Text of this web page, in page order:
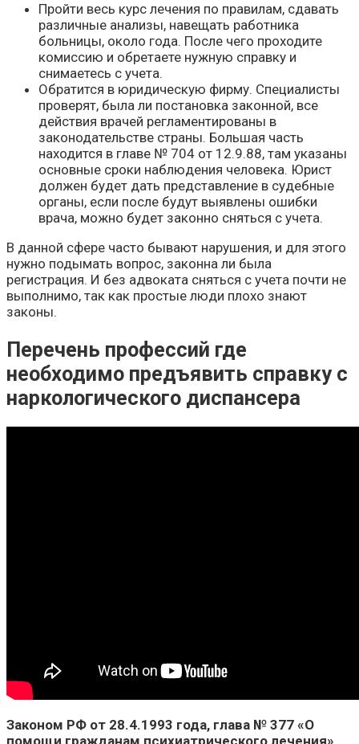
Пройти весь курс лечения по правилам, сдавать
различные анализы, навещать работника
больницы, около года. После чего проходите
комиссию и обретаете нужную справку и
снимаетесь с учета.
Обратится в юридическую фирму. Специалисты
проверят, была ли постановка законной, все
действия врачей регламентированы в
законодательстве страны. Большая часть
находится в главе № 704 от 12.9.88, там указаны
основные сроки наблюдения человека. Юрист
должен будет дать представление в судебные
органы, если после будут выявлены ошибки
врача, можно будет законно сняться с учета.
В данной сфере часто бывают нарушения, и для этого
нужно подымать вопрос, законна ли была
регистрация. И без адвоката сняться с учета почти не
выполнимо, так как простые люди плохо знают
законы.
Перечень профессий где
необходимо предъявить справку с
наркологического диспансера
Законом РФ от 28.4.1993 года, глава № 377 «О
помощи гражданам психиатрического лечения»